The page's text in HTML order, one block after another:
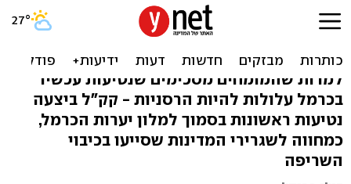
חרף אזהרות המומחים:
נטיעות בכרמל השרוף
למרות שהמומחים מסכימים שנטיעות עכשיו
בכרמל עלולות להיות הרסניות - קק"ל ביצעה
נטיעות ראשונות בסמוך למלון יערות הכרמל,
כמחווה לשגרירי המדינות שסייעו בכיבוי
השריפה